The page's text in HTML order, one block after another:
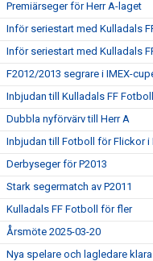
Premiärseger för Herr A-laget
Inför seriestart med Kulladals
Inför seriestart med Kulladals
F2012/2013 segrare i IMEX-
Inbjudan till Kulladals FF
Dubbla nyförvärv till Herr A
Inbjudan till Fotboll för Flickor i
Derbyseger för P2013
Stark segermatch av P2011
Kulladals FF Fotboll för fler
Årsmöte 2025-03-20
Nya spelare och lagledare